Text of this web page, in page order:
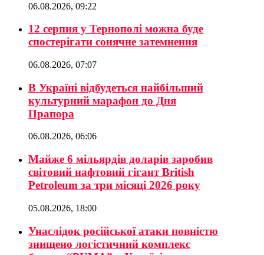
06.08.2026, 09:22
12 серпня у Тернополі можна буде
спостерігати сонячне затемнення
06.08.2026, 07:07
В Україні відбудеться найбільший
культурний марафон до Дня
Прапора
06.08.2026, 06:06
Майже 6 мільярдів доларів заробив
світовий нафтовий гігант British
Petroleum за три місяці 2026 року
05.08.2026, 18:00
Унаслідок російської атаки повністю
знищено логістичний комплекс